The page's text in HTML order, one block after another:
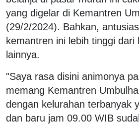
yang digelar di Kemantren
(29/2/2024). Bahkan,
kemantren ini lebih tinggi dari
lainnya.
"Saya rasa disini animonya
memang Kemantren
dengan kelurahan terbanyak
dan baru jam 09.00 WIB